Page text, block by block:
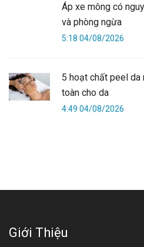
Áp xe mông có
và phòng ngừa
5:18 04/08/2026
5 hoạt chất peel da
toàn cho da
4:49 04/08/2026
Giới Thiệu